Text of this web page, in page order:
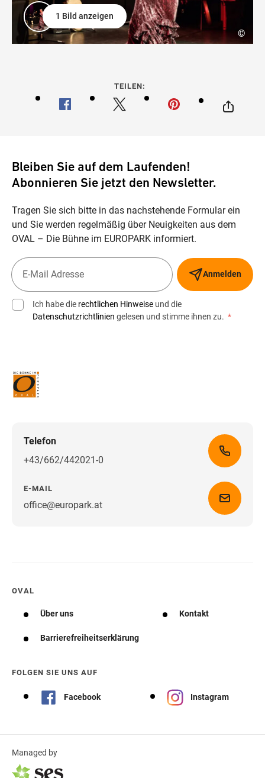
©
1 Bild anzeigen
TEILEN:
Bleiben Sie auf dem Laufenden!
Abonnieren Sie jetzt den Newsletter.
Tragen Sie sich bitte in das nachstehende Formular ein
und Sie werden regelmäßig über Neuigkeiten aus dem
OVAL – Die Bühne im EUROPARK informiert.
Anmelden
Ich habe die rechtlichen Hinweise und die
Datenschutzrichtlinien gelesen und stimme ihnen zu. *
Telefon
+43/662/442021-0
E-MAIL
office@europark.atWegbeschreibung erhalten
OVAL
Über uns Kontakt
Barrierefreiheitserklärung
FOLGEN SIE UNS AUF
Facebook Instagram
Managed by